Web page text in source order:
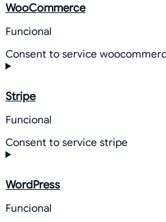
WooCommerce
Funcional
Consent to service
Stripe
Funcional
Consent to service stripe
WordPress
Funcional